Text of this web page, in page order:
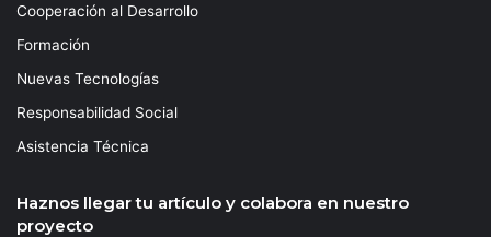
Cooperación al Desarrollo
Formación
Nuevas Tecnologías
Responsabilidad Social
Asistencia Técnica
Haznos llegar tu artículo y colabora en nuestro
proyecto